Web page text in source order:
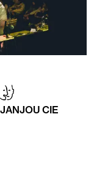
personnesCIE